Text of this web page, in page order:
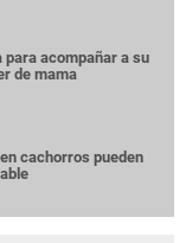
para acompañar a su
de mama
cachorros pueden